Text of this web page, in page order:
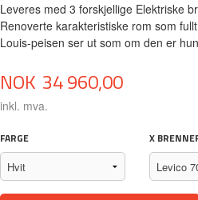
Leveres med 3 forskjellige Elektriske
Renoverte karakteristiske rom som
Louis-peisen ser ut som om den er
Pris
NOK 34 960,00
inkl. mva.
FARGE X